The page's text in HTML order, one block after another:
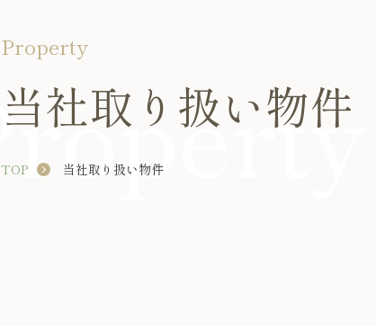
Property
Property
当社取り扱い物件
TOP 当社取り扱い物件